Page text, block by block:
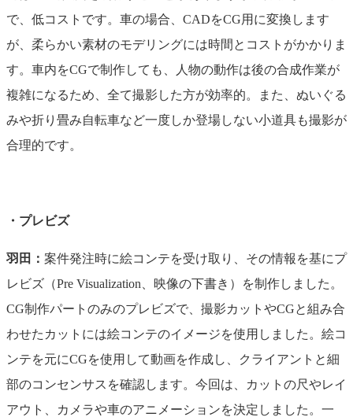
で、低コストです。車の場合、CADをCG用に変換します
が、柔らかい素材のモデリングには時間とコストがかかりま
す。車内をCGで制作しても、人物の動作は後の合成作業が
複雑になるため、全て撮影した方が効率的。また、ぬいぐる
みや折り畳み自転車など一度しか登場しない小道具も撮影が
合理的です。
・プレビズ
羽田： 案件発注時に絵コンテを受け取り、その情報を基にプ
レビズ（Pre Visualization、映像の下書き）を制作しました。
CG制作パートのみのプレビズで、撮影カットやCGと組み合
わせたカットには絵コンテのイメージを使用しました。絵コ
ンテを元にCGを使用して動画を作成し、クライアントと細
部のコンセンサスを確認します。今回は、カットの尺やレイ
アウト、カメラや車のアニメーションを決定しました。一